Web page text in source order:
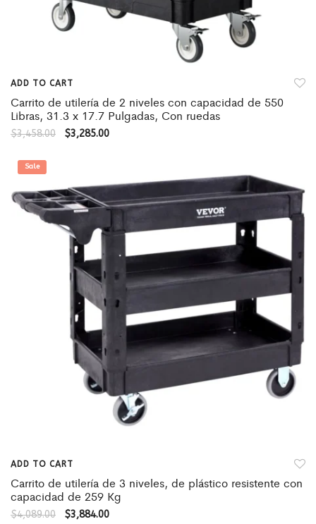
ADD TO CART
Carrito de utilería de 2 niveles con capacidad de 550
Libras, 31.3 x 17.7 Pulgadas, Con ruedas
$3,458.00 $3,285.00
Sale
ADD TO CART
Carrito de utilería de 3 niveles, de plástico resistente con
capacidad de 259 Kg
$4,089.00 $3,884.00